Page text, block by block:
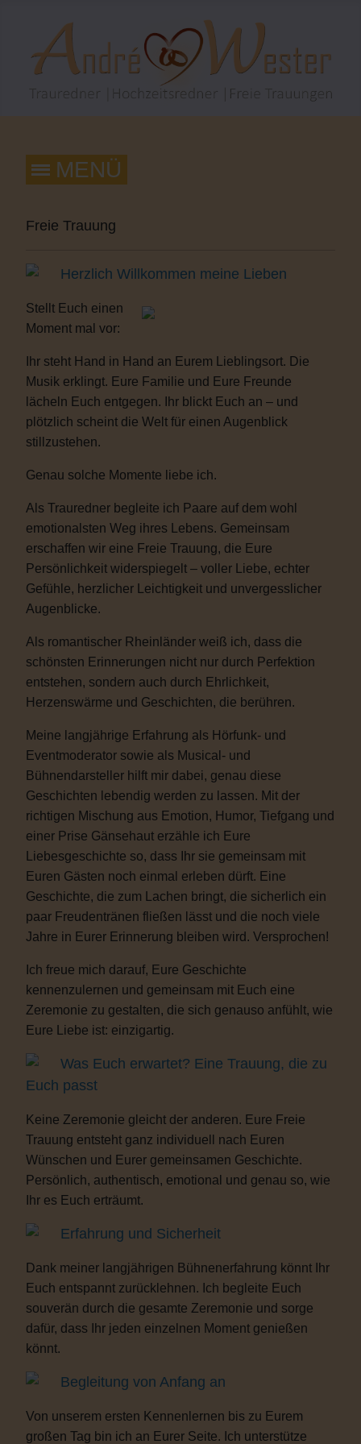
Freie Trauung
Herzlich Willkommen meine Lieben
Stellt Euch einen
Moment mal vor:
Ihr steht Hand in Hand an Eurem Lieblingsort. Die
Musik erklingt. Eure Familie und Eure Freunde
lächeln Euch entgegen. Ihr blickt Euch an – und
plötzlich scheint die Welt für einen Augenblick
stillzustehen.
Genau solche Momente liebe ich.
Als Trauredner begleite ich Paare auf dem wohl
emotionalsten Weg ihres Lebens. Gemeinsam
erschaffen wir eine Freie Trauung, die Eure
Persönlichkeit widerspiegelt – voller Liebe, echter
Gefühle, herzlicher Leichtigkeit und unvergesslicher
Augenblicke.
Als romantischer Rheinländer weiß ich, dass die
schönsten Erinnerungen nicht nur durch Perfektion
entstehen, sondern auch durch Ehrlichkeit,
Herzenswärme und Geschichten, die berühren.
Meine langjährige Erfahrung als Hörfunk- und
Eventmoderator sowie als Musical- und
Bühnendarsteller hilft mir dabei, genau diese
Geschichten lebendig werden zu lassen. Mit der
richtigen Mischung aus Emotion, Humor, Tiefgang und
einer Prise Gänsehaut erzähle ich Eure
Liebesgeschichte so, dass Ihr sie gemeinsam mit
Euren Gästen noch einmal erleben dürft. Eine
Geschichte, die zum Lachen bringt, die sicherlich ein
paar Freudentränen fließen lässt und die noch viele
Jahre in Eurer Erinnerung bleiben wird. Versprochen!
Ich freue mich darauf, Eure Geschichte
kennenzulernen und gemeinsam mit Euch eine
Zeremonie zu gestalten, die sich genauso anfühlt, wie
Eure Liebe ist: einzigartig.
Was Euch erwartet? Eine Trauung, die zu
Euch passt
Keine Zeremonie gleicht der anderen. Eure Freie
Trauung entsteht ganz individuell nach Euren
Wünschen und Eurer gemeinsamen Geschichte.
Persönlich, authentisch, emotional und genau so, wie
Ihr es Euch erträumt.
Erfahrung und Sicherheit
Dank meiner langjährigen Bühnenerfahrung könnt Ihr
Euch entspannt zurücklehnen. Ich begleite Euch
souverän durch die gesamte Zeremonie und sorge
dafür, dass Ihr jeden einzelnen Moment genießen
könnt.
Begleitung von Anfang an
Von unserem ersten Kennenlernen bis zu Eurem
großen Tag bin ich an Eurer Seite. Ich unterstütze